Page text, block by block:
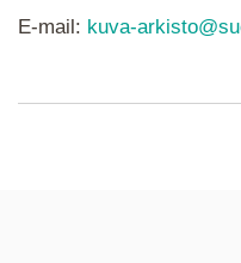
E-mail: kuva-